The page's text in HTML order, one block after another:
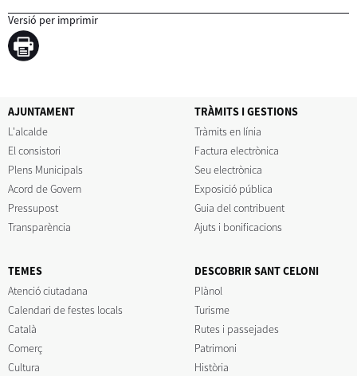
Versió per imprimir
AJUNTAMENT
L'alcalde
El consistori
Plens Municipals
Acord de Govern
Pressupost
Transparència
TRÀMITS I GESTIONS
Tràmits en línia
Factura electrònica
Seu electrònica
Exposició pública
Guia del contribuent
Ajuts i bonificacions
TEMES
Atenció ciutadana
Calendari de festes locals
Català
Comerç
Cultura
DESCOBRIR SANT CELONI
Plànol
Turisme
Rutes i passejades
Patrimoni
Història